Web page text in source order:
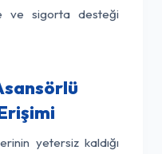
ve sigorta desteği
yetersiz kaldığı